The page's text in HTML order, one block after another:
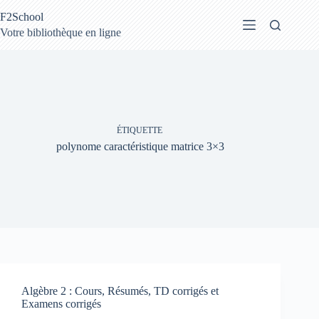
au
contenu
F2School
Votre bibliothèque en ligne
ÉTIQUETTE
polynome caractéristique matrice 3×3
Algèbre 2 : Cours, Résumés, TD corrigés et
Examens corrigés